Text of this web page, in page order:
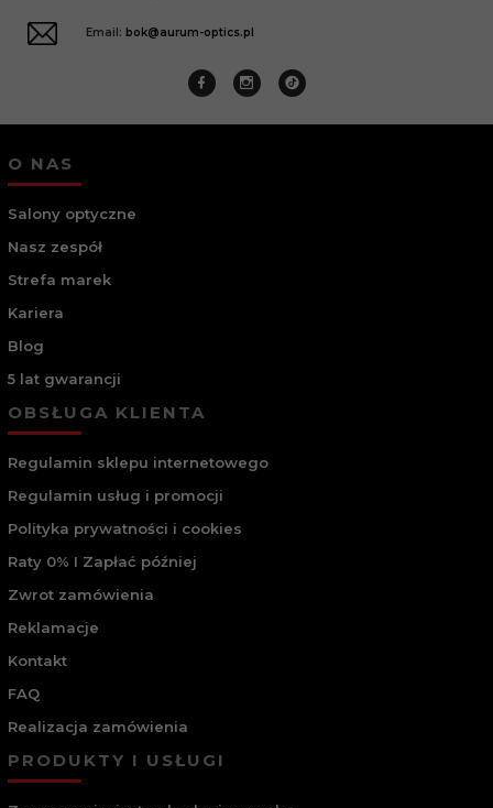
Email: bok@aurum-optics.pl
O NAS
Salony optyczne
Nasz zespół
Strefa marek
Kariera
Blog
5 lat gwarancji
OBSŁUGA KLIENTA
Regulamin sklepu internetowego
Regulamin usług i promocji
Polityka prywatności i cookies
Raty 0% I Zapłać później
Zwrot zamówienia
Reklamacje
Kontakt
FAQ
Realizacja zamówienia
PRODUKTY I USŁUGI